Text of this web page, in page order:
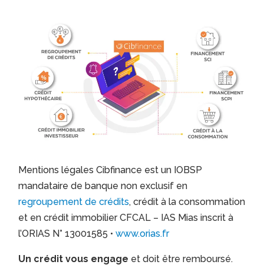
Mentions légales Cibfinance est un IOBSP
mandataire de banque non exclusif en
regroupement de crédits, crédit à la consommation
et en crédit immobilier CFCAL – IAS Mias inscrit à
l’ORIAS N° 13001585 •www.orias.fr
Un crédit vous engage et doit être remboursé.